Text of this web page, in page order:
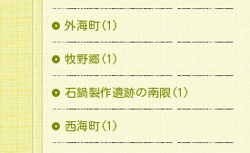
外海町(1)
牧野郷(1)
石鍋製作遺跡の南限(1)
西海町(1)